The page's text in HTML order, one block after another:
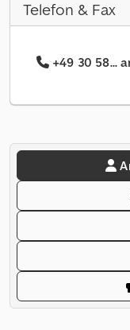
Telefon & Fax
+49 30 58...